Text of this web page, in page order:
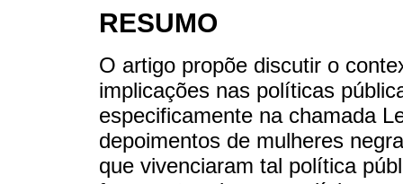
RESUMO
O artigo propõe discutir o
implicações nas políticas
especificamente na chamada
depoimentos de mulheres
que vivenciaram tal política